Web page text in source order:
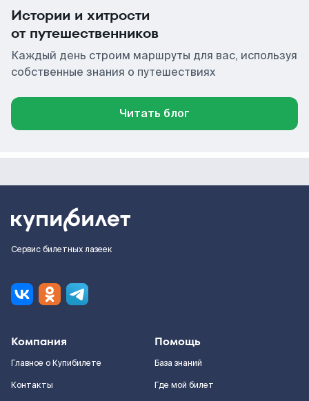
Истории и хитрости
от путешественников
Каждый день строим маршруты для вас, используя
собственные знания о путешествиях
Читать блог
Сервис билетных лазеек
Компания
Главное о Купибилете
Контакты
Помощь
База знаний
Где мой билет